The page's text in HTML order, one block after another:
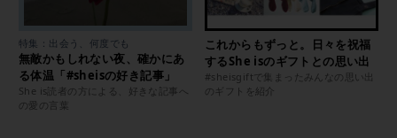
特集：出会う、何度でも
無敵かもしれない夜、確かにあ
る体温「#sheisの好き記事」
She is読者の方による、好きな記事へ
の愛の言葉
これからもずっと。日々を祝福
するShe isのギフトとの思い出
#sheisgiftで集まったみんなの思い出
のギフトを紹介